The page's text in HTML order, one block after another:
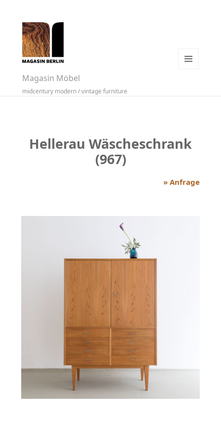
Magasin Möbel
midcentury modern / vintage furniture
Hellerau Wäscheschrank
(967)
» Anfrage